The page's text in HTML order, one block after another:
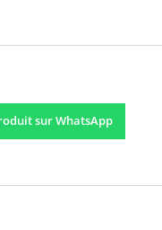
sur WhatsApp